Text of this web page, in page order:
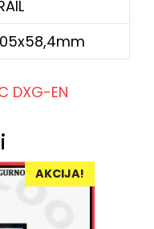
DXG-EN
AKCIJA!